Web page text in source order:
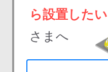
ら設置したい
さまへ